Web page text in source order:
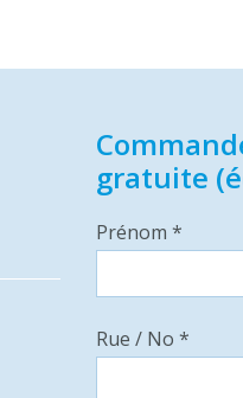
gratuite
Prénom *
Rue / No *